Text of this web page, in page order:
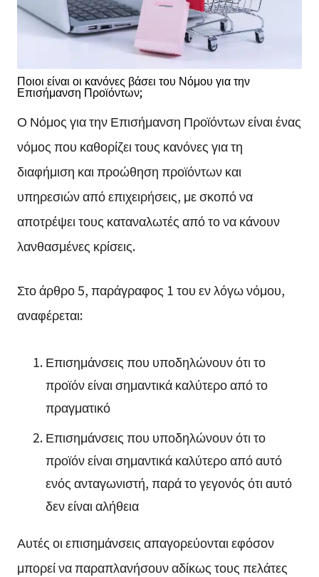
Ποιοι είναι οι κανόνες βάσει του Νόμου για την
Επισήμανση Προϊόντων;
Ο Νόμος για την Επισήμανση Προϊόντων είναι ένας
νόμος που καθορίζει τους κανόνες για τη
διαφήμιση και προώθηση προϊόντων και
υπηρεσιών από επιχειρήσεις, με σκοπό να
αποτρέψει τους καταναλωτές από το να κάνουν
λανθασμένες κρίσεις.
Στο άρθρο 5, παράγραφος 1 του εν λόγω νόμου,
αναφέρεται:
Επισημάνσεις που υποδηλώνουν ότι το
προϊόν είναι σημαντικά καλύτερο από το
πραγματικό
Επισημάνσεις που υποδηλώνουν ότι το
προϊόν είναι σημαντικά καλύτερο από αυτό
ενός ανταγωνιστή, παρά το γεγονός ότι αυτό
δεν είναι αλήθεια
Αυτές οι επισημάνσεις απαγορεύονται εφόσον
μπορεί να παραπλανήσουν αδίκως τους πελάτες